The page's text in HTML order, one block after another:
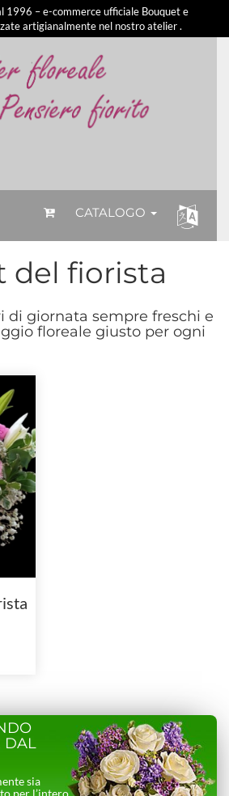
1996 – e-commerce ufficiale Bouquet e
artigianalmente nel nostro atelier .
CATALOGO
del fiorista
di giornata sempre freschi e
floreale giusto per ogni
DAL
sia